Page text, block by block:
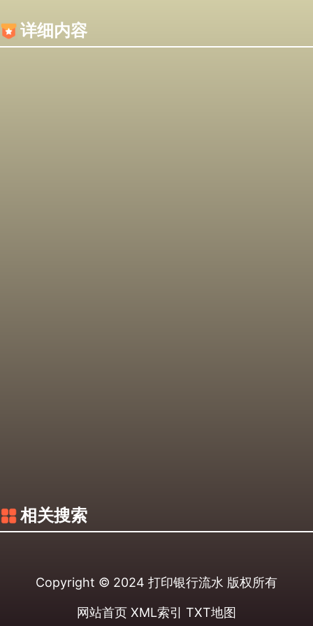
详细内容
相关搜索
Copyright © 2024 打印银行流水 版权所有
网站首页 XML索引 TXT地图